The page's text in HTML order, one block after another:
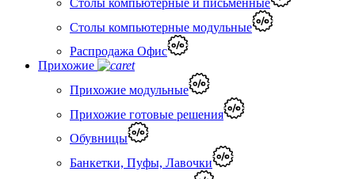
Столы компьютерные и письменные
Столы компьютерные модульные
Распродажа Офис
Прихожие
Прихожие модульные
Прихожие готовые решения
Обувницы
Банкетки, Пуфы, Лавочки